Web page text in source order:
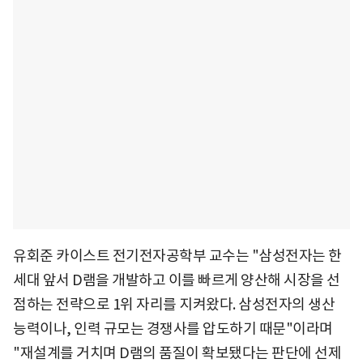
유회준 카이스트 전기전자공학부 교수는 "삼성전자는 한
세대 앞서 D램을 개발하고 이를 빠르게 양산해 시장을 선
점하는 전략으로 1위 자리를 지켜왔다. 삼성전자의 생산
능력이나, 인력 규모는 경쟁사를 압도하기 때문"이라며
"재설계를 거치며 D램의 품질이 확보됐다는 판단에 선제